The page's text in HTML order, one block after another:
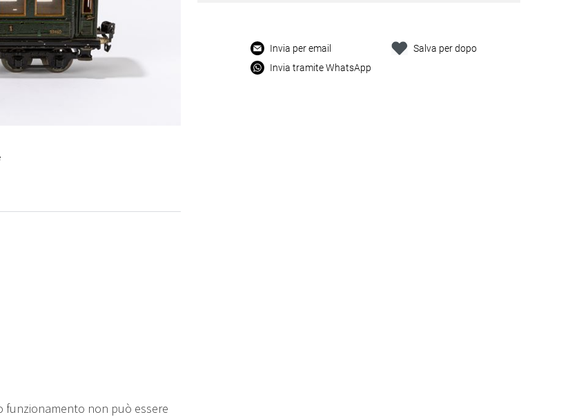
Invia per email
Invia tramite WhatsApp
Salva per dopo
non può essere